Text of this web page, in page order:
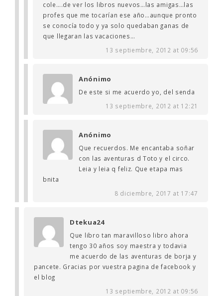
cole….de ver los libros nuevos…las amigas…las
profes que me tocarían ese año…aunque pronto
se conocía todo y ya solo quedaban ganas de
que llegaran las vacaciones…
13 septiembre, 2012 at 09:56
Anónimo
De este si me acuerdo yo, del senda
13 septiembre, 2012 at 12:21
Anónimo
Que recuerdos. Me encantaba soñar
con las aventuras d Toto y el circo.
Leia y leia q feliz. Que etapa mas
bnita
8 diciembre, 2017 at 17:47
Dtekua24
Que libro tan maravilloso libro ahora
tengo 30 años soy maestra y todavia
me acuerdo de las aventuras de borja y
pancete. Gracias por vuestra pagina de facebook y
el blog
13 septiembre, 2012 at 09:56